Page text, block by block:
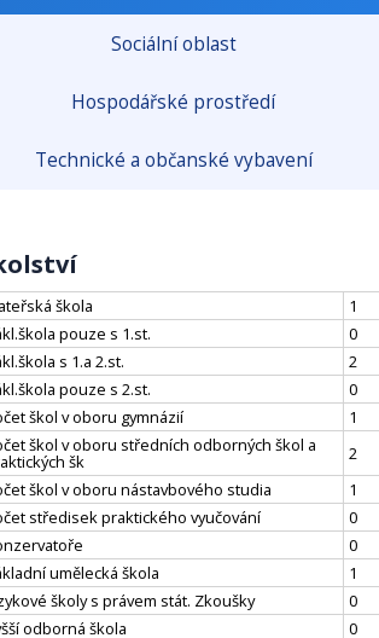
Sociální oblast
Hospodářské prostředí
Technické a občanské vybavení
škola
1
pouze s 1.st.
0
s 1.a 2.st.
2
pouze s 2.st.
0
škol v oboru gymnázií
1
škol v oboru středních odborných škol a
šk
2
škol v oboru nástavbového studia
1
středisek praktického vyučování
0
0
umělecká škola
1
školy s právem stát. Zkoušky
0
odborná škola
0